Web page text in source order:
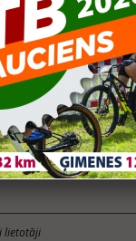
sacensibas/
lietotāji